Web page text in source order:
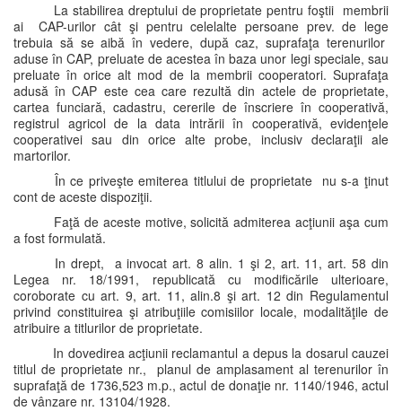
La stabilirea dreptului de proprietate pentru foştii membrii
ai CAP-urilor cât şi pentru celelalte persoane prev. de lege
trebuia să se aibă în vedere, după caz, suprafaţa terenurilor
aduse în CAP, preluate de acestea în baza unor legi speciale, sau
preluate în orice alt mod de la membrii cooperatori. Suprafaţa
adusă în CAP este cea care rezultă din actele de proprietate,
cartea funciară, cadastru, cererile de înscriere în cooperativă,
registrul agricol de la data intrării în cooperativă, evidenţele
cooperativei sau din orice alte probe, inclusiv declaraţii ale
martorilor.
În ce priveşte emiterea titlului de proprietate nu s-a ţinut
cont de aceste dispoziţii.
Faţă de aceste motive, solicită admiterea acţiunii aşa cum
a fost formulată.
In drept, a invocat art. 8 alin. 1 şi 2, art. 11, art. 58 din
Legea nr. 18/1991, republicată cu modificările ulterioare,
coroborate cu art. 9, art. 11, alin.8 şi art. 12 din Regulamentul
privind constituirea şi atribuţiile comisiilor locale, modalităţile de
atribuire a titlurilor de proprietate.
In dovedirea acţiunii reclamantul a depus la dosarul cauzei
titlul de proprietate nr., planul de amplasament al terenurilor în
suprafaţă de 1736,523 m.p., actul de donaţie nr. 1140/1946, actul
de vânzare nr. 13104/1928.